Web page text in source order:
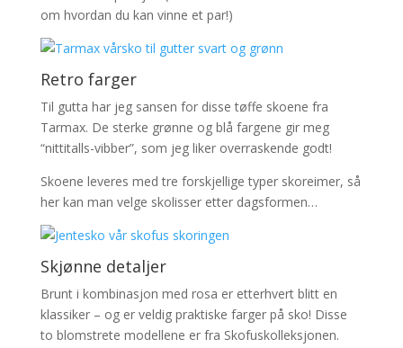
om hvordan du kan vinne et par!)
Retro farger
Til gutta har jeg sansen for disse tøffe skoene fra
Tarmax. De sterke grønne og blå fargene gir meg
“nittitalls-vibber”, som jeg liker overraskende godt!
Skoene leveres med tre forskjellige typer skoreimer, så
her kan man velge skolisser etter dagsformen…
Skjønne detaljer
Brunt i kombinasjon med rosa er etterhvert blitt en
klassiker – og er veldig praktiske farger på sko! Disse
to blomstrete modellene er fra Skofuskolleksjonen.